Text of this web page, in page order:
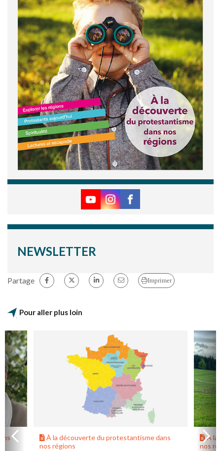
NEWSLETTER
Partage Imprimer
Pour aller plus loin
À la découverte du protestantisme dans
nos régions
À la
nos